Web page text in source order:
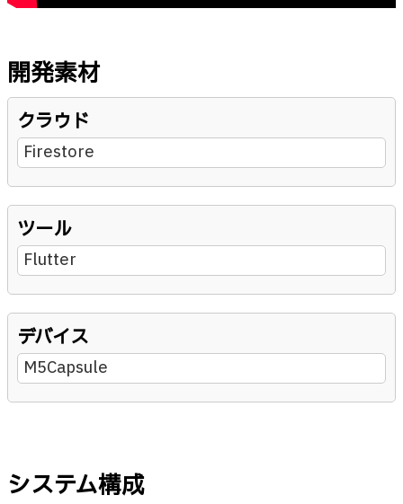
開発素材
クラウド
Firestore
ツール
Flutter
デバイス
M5Capsule
システム構成